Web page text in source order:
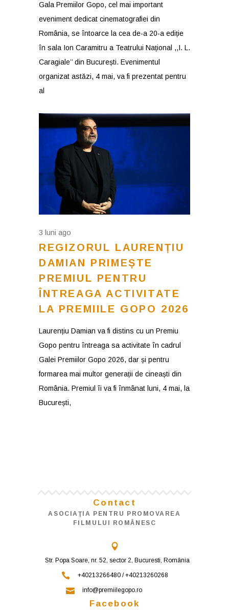
Gala Premiilor Gopo, cel mai important
eveniment dedicat cinematografiei din
România, se întoarce la cea de-a 20-a ediție
în sala Ion Caramitru a Teatrului Național ,,I. L.
Caragiale’’ din București. Evenimentul
organizat astăzi, 4 mai, va fi prezentat pentru
al
3 luni ago
REGIZORUL LAURENȚIU
DAMIAN PRIMEȘTE
PREMIUL PENTRU
ÎNTREAGA ACTIVITATE
LA PREMIILE GOPO 2026
Laurențiu Damian va fi distins cu un Premiu
Gopo pentru întreaga sa activitate în cadrul
Galei Premiilor Gopo 2026, dar și pentru
formarea mai multor generații de cineaști din
România. Premiul îi va fi înmânat luni, 4 mai, la
București,
Contact
ASOCIAŢIA PENTRU PROMOVAREA
FILMULUI ROMÂNESC
Str. Popa Soare, nr. 52, sector 2, Bucuresti, România
+40213266480 / +40213260268
info@premiilegopo.ro
Facebook